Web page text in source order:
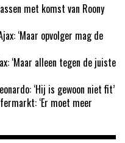
met komst van Roony
‘Maar opvolger mag de
‘Maar alleen tegen de juiste
‘Hij is gewoon niet fit’
‘Er moet meer